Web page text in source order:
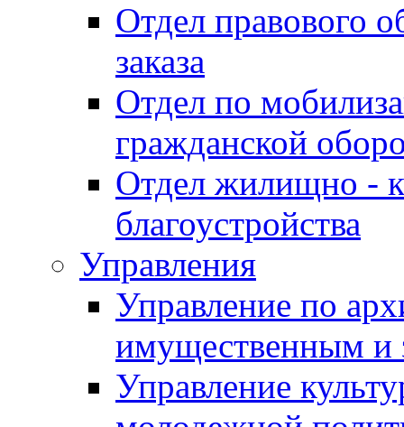
Отдел правового
заказа
Отдел по
гражданской
Отдел жилищно -
благоустройства
Управления
Управление по
имущественным и
Управление